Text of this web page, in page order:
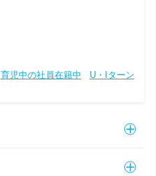
育児中の社員在籍中
U・Iターン